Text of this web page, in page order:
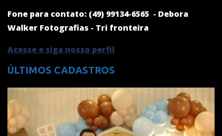
Fone para contato: (49) 99134-6565 - Debora
Walker Fotografias - Tri fronteira
Acesse e siga nosso perfil
ÚLTIMOS CADASTROS